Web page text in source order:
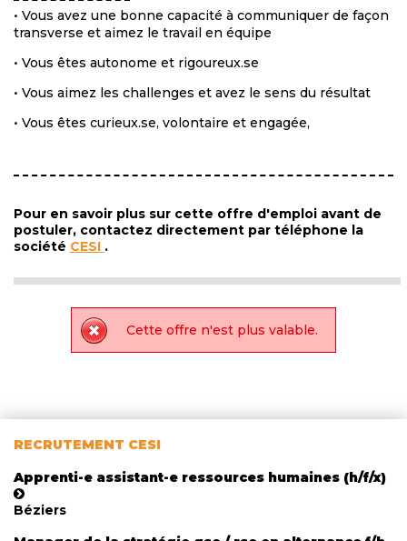
• Vous avez une bonne capacité à communiquer de façon
transverse et aimez le travail en équipe
• Vous êtes autonome et rigoureux.se
• Vous aimez les challenges et avez le sens du résultat
• Vous êtes curieux.se, volontaire et engagée,
Pour en savoir plus sur cette offre d'emploi avant de
postuler, contactez directement par téléphone la
société CESI .
Cette offre n'est plus valable.
RECRUTEMENT CESI
Apprenti-e assistant-e ressources humaines (h/f/x)
Béziers